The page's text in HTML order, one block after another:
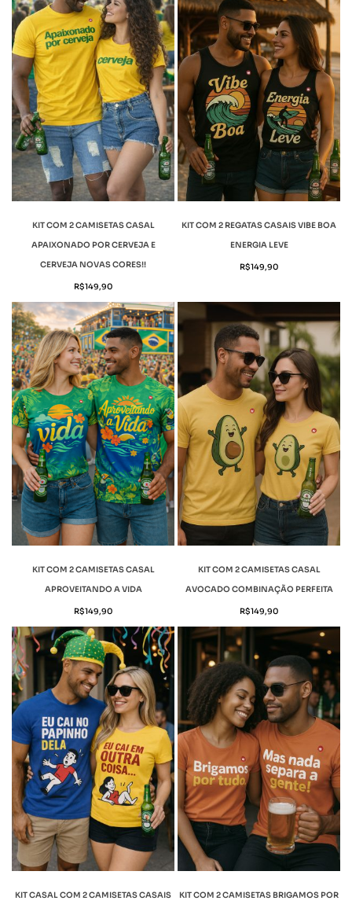
KIT COM 2 CAMISETAS CASAL
APAIXONADO POR CERVEJA E
CERVEJA NOVAS CORES!!
R$149,90
KIT COM 2 REGATAS CASAIS VIBE BOA
ENERGIA LEVE
R$149,90
KIT COM 2 CAMISETAS CASAL
APROVEITANDO A VIDA
R$149,90
KIT COM 2 CAMISETAS CASAL
AVOCADO COMBINAÇÃO PERFEITA
R$149,90
KIT CASAL COM 2 CAMISETAS CASAIS
KIT COM 2 CAMISETAS BRIGAMOS POR